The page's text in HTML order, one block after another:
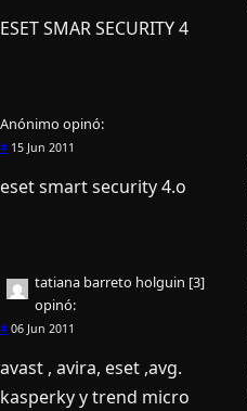
ESET SMAR SECURITY 4
Anónimo opinó:
# 15 Jun 2011
eset smart security 4.o
tatiana barreto holguin [3]
opinó:
# 06 Jun 2011
avast , avira, eset ,avg.
kasperky y trend micro